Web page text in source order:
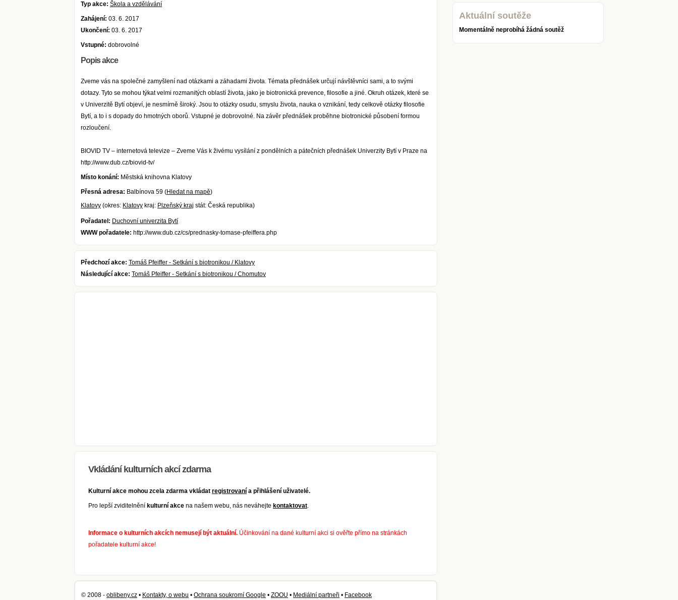
Typ akce: Škola a vzdělávání
Zahájení: 03. 6. 2017
Ukončení: 03. 6. 2017
Vstupné: dobrovolné
Popis akce
Zveme vás na společné zamyšlení nad otázkami a záhadami života. Témata přednášek určují návštěvníci sami, a to svými
dotazy. Tyto se mohou týkat velmi rozmanitých oblastí života, jako je biotronická prevence, filosofie a jiné. Okruh otázek, které se
v Univerzitě Bytí objeví, je nesmírně široký. Jsou to otázky osudu, smyslu života, nauka o vznikání, tedy celkově otázky filosofie
Bytí, a to i s dopady do hmotných oborů. Vstupné je dobrovolné. Na závěr přednášek proběhne biotronické působení formou
rozloučení.
BIOVID TV – internetová televize – Zveme Vás k živému vysílání z pondělních a pátečních přednášek Univerzity Bytí v Praze na
http://www.dub.cz/biovid-tv/
Místo konání: Městská knihovna Klatovy
Přesná adresa: Balbínova 59 (Hledat na mapě)
Klatovy (okres: Klatovy kraj: Plzeňský kraj stát: Česká republika)
Pořadatel: Duchovní univerzita Bytí
WWW pořadatele: http://www.dub.cz/cs/prednasky-tomase-pfeiffera.php
Předchozí akce: Tomáš Pfeiffer - Setkání s biotronikou / Klatovy
Následující akce: Tomáš Pfeiffer - Setkání s biotronikou / Chomutov
Vkládání kulturních akcí zdarma
Kulturní akce mohou zcela zdarma vkládat registrovaní a přihlášení uživatelé.
Pro lepší zviditelnění kulturní akce na našem webu, nás neváhejte kontaktovat.
Informace o kulturních akcích nemusejí být aktuální. Účinkování na dané kulturní akci si ověřte přímo na stránkách
pořadatele kulturní akce!
© 2008 - oblibeny.cz • Kontakty, o webu • Ochrana soukromí Google • ZOOU • Mediální partneři • Facebook
Aktuální soutěže
Momentálně neprobíhá žádná soutěž